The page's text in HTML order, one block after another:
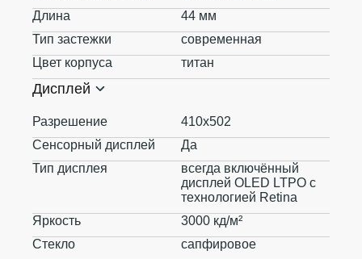
Длина
44 мм
Тип застежки
современная
Цвет корпуса
титан
Дисплей
Разрешение
410х502
Сенсорный дисплей
Да
Тип дисплея
всегда включённый
дисплей OLED LTPO с
технологией Retina
Яркость
3000 кд/ м²
Стекло
сапфировое